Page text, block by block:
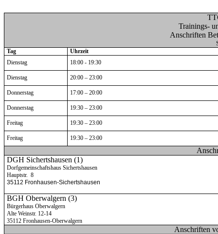
Trainings-
Anschriften
Tag
Uhrzeit
Dienstag
18:00 - 19:30
Dienstag 20:00 – 23:00
Donnerstag 17:00 – 20:00
Donnerstag 19:30 – 23:00
Freitag 19:30 – 23:00
Freitag 19:30 – 23:00
DGH Sichertshausen (1)
Dorfgemeinschaftshaus Sichertshausen
Hauptstr. 8
35112 Fronhausen-Sichertshausen
BGH Oberwalgern (3)
Bürgerhaus Oberwalgern
Alte Weinstr. 12-14
35112 Fronhausen-Oberwalgern
Anschriften